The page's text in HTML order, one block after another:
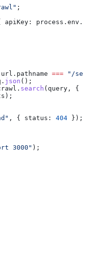
;
apiKey: process . env .
url . pathname === "/
. json ();
. search ( query , {
);
, { status: 404 });
3000" );